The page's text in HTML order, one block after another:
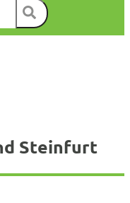
Steinfurt